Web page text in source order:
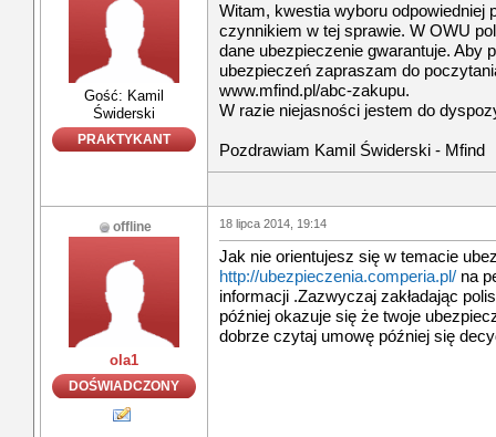
Gość: Kamil
Świderski
PRAKTYKANT
Witam, kwestia wyboru odpowiedniej
czynnikiem w tej sprawie. W OWU
dane ubezpieczenie gwarantuje. Aby
ubezpieczeń zapraszam do
www.mfind.pl/abc-zakupu.
W razie niejasności jestem do
Pozdrawiam Kamil Świderski - Mfind
offline
ola1
DOŚWIADCZONY
18 lipca 2014, 19:14
Jak nie orientujesz się w temacie
http://ubezpieczenia.comperia.pl/ na
informacji .Zazwyczaj zakładając
później okazuje się że twoje
dobrze czytaj umowę później się